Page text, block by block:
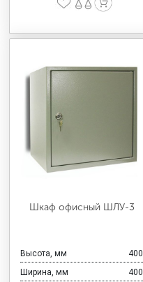
Шкаф офисный ШЛУ-3
Высота, мм
400
Ширина, мм
400